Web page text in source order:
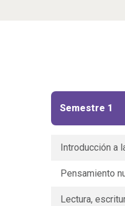
Semestre 1
Introducción a
Pensamiento
Lectura,